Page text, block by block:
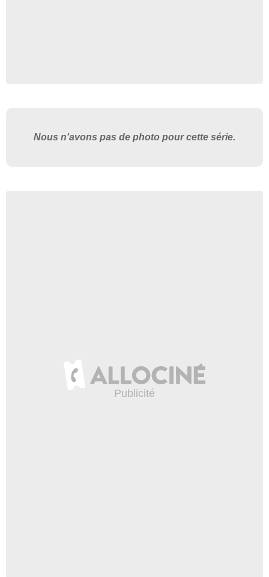
Nous n'avons pas de photo pour cette série.